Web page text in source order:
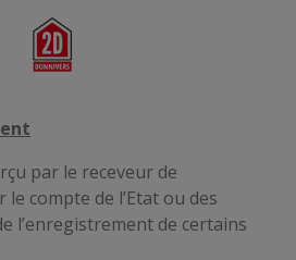
par le receveur de
compte de l’Etat ou des
l’enregistrement de certains